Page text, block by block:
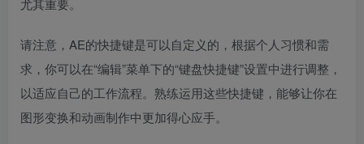
尤其重要。
请注意，AE的快捷键是可以自定义的，根据个人习惯和需
求，你可以在“编辑”菜单下的“键盘快捷键”设置中进行调整，
以适应自己的工作流程。熟练运用这些快捷键，能够让你在
图形变换和动画制作中更加得心应手。